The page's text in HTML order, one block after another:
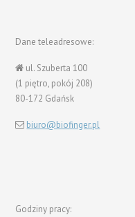
Dane teleadresowe:
ul. Szuberta 100
(1 piętro, pokój 208)
80-172 Gdańsk
biuro@biofinger.pl
Godziny pracy: